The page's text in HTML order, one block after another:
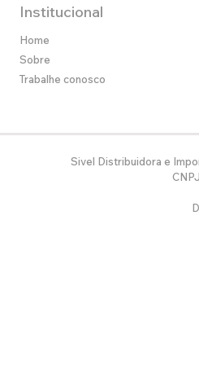
Institucional
Home
Sobre
Trabalhe conosco
Sivel Distribuidora e